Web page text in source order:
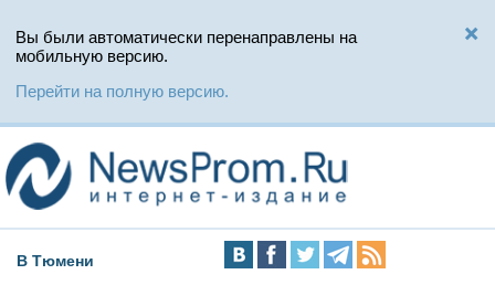
Вы были автоматически перенаправлены на
мобильную версию.
Перейти на полную версию.
В Тюмени